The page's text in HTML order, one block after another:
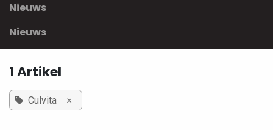
Nieuws
Nieuws
1 Artikel
Culvita ×